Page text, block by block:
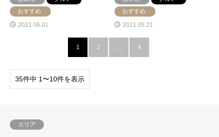
おすすめ
2021.06.01
おすすめ
2021.05.21
1 2 … 4
35件中 1〜10件を表示
エリア